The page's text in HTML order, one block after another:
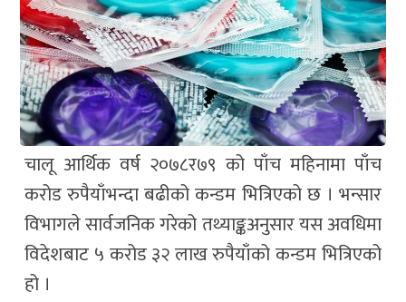
चालू आर्थिक वर्ष २०७८र७९ को पाँच महिनामा पाँच
करोड रुपैयाँभन्दा बढीको कन्डम भित्रिएको छ । भन्सार
विभागले सार्वजनिक गरेको तथ्याङ्कअनुसार यस अवधिमा
विदेशबाट ५ करोड ३२ लाख रुपैयाँको कन्डम भित्रिएको
हो ।